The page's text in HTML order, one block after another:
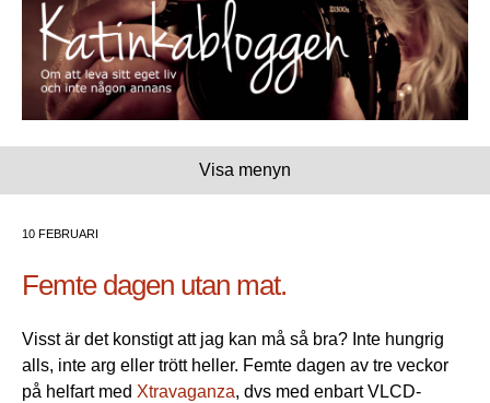
Visa menyn
10 FEBRUARI
Femte dagen utan mat.
Visst är det konstigt att jag kan må så bra? Inte hungrig
alls, inte arg eller trött heller. Femte dagen av tre veckor
på helfart med Xtravaganza, dvs med enbart VLCD-